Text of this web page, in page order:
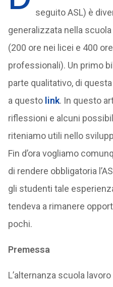
seguito ASL) è
generalizzata nella
(200 ore nei licei e 400
professionali). Un primo
parte qualitativo, di
a questo link. In questo
riflessioni e alcuni
riteniamo utili nello
Fin d’ora vogliamo
di rendere obbligatoria
gli studenti tale
tendeva a rimanere
pochi.
Premessa
L’alternanza scuola